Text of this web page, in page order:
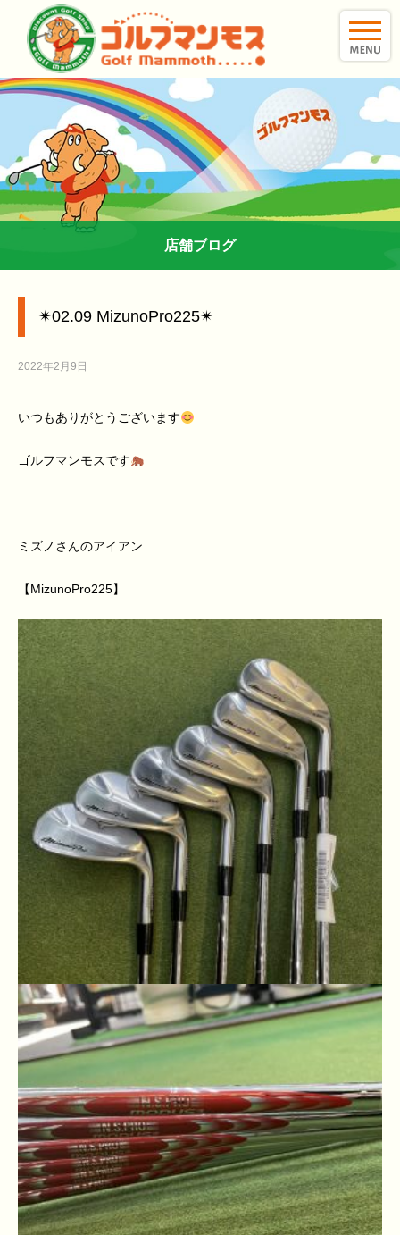
店舗ブログ
✴︎02.09 MizunoPro225✴︎
2022年2月9日
いつもありがとうございます
ゴルフマンモスです
ミズノさんのアイアン
【MizunoPro225】